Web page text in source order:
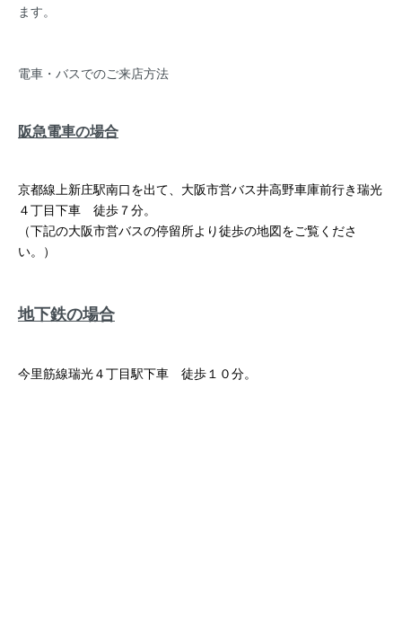
ます。
電車・バスでのご来店方法
阪急電車の場合
京都線上新庄駅南口を出て、大阪市営バス井高野車庫前行き瑞光
４丁目下車 徒歩７分。
（下記の大阪市営バスの停留所より徒歩の地図をご覧くださ
い。）
地下鉄の場合
今里筋線瑞光４丁目駅下車 徒歩１０分。